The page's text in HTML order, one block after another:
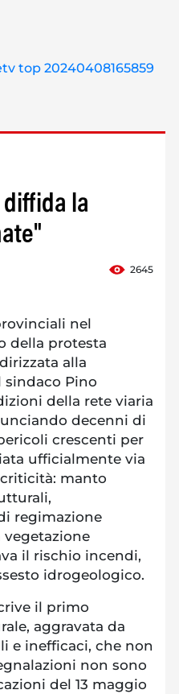
diffida la
2645
nel
della protesta
alla
sindaco Pino
della rete viaria
decenni di
crescenti per
ufficialmente via
manto
regimazione
vegetazione
il rischio incendi,
idrogeologico.
il primo
aggravata da
e inefficaci, che non
non sono
del 13 maggio